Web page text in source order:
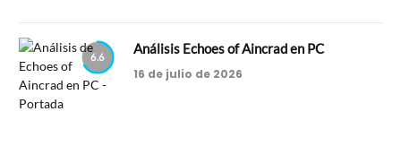
6.6
Análisis Echoes of Aincrad en PC
16 de julio de 2026